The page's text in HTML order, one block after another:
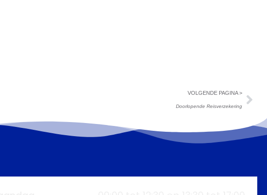
VOLGENDE PAGINA >
Doorlopende Reisverzekering